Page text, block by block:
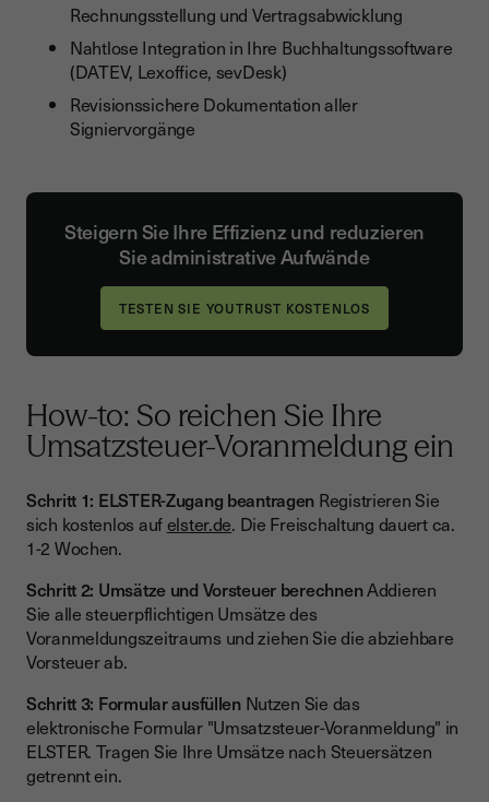
Rechnungsstellung und Vertragsabwicklung
Nahtlose Integration in Ihre Buchhaltungssoftware
(DATEV, Lexoffice, sevDesk)
Revisionssichere Dokumentation aller
Signiervorgänge
Steigern Sie Ihre Effizienz und reduzieren
Sie administrative Aufwände
TESTEN SIE YOUTRUST KOSTENLOS
How-to: So reichen Sie Ihre
Umsatzsteuer-Voranmeldung ein
Schritt 1: ELSTER-Zugang beantragen Registrieren Sie
sich kostenlos aufelster.de. Die Freischaltung dauert ca.
1-2 Wochen.
Schritt 2: Umsätze und Vorsteuer berechnenAddieren
Sie alle steuerpflichtigen Umsätze des
Voranmeldungszeitraums und ziehen Sie die abziehbare
Vorsteuer ab.
Schritt 3: Formular ausfüllenNutzen Sie das
elektronische Formular "Umsatzsteuer-Voranmeldung" in
ELSTER. Tragen Sie Ihre Umsätze nach Steuersätzen
getrennt ein.